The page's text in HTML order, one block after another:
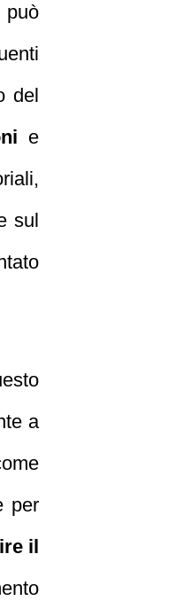
può
del
e
sul
a
per
il